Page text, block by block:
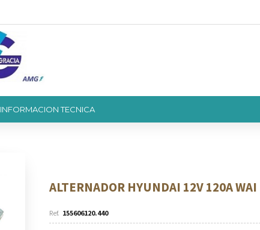
INFORMACION TECNICA
ALTERNADOR HYUNDAI 12V 120A WAI
155606120.440